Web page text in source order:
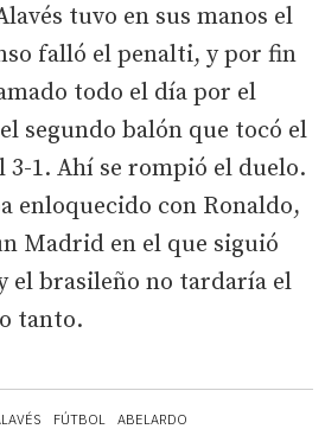
FÚTBOL ABELARDO
tuvo en sus manos el
falló el penalti, y por fin
todo el día por el
segundo balón que tocó el
3-1. Ahí se rompió el duelo.
enloquecido con Ronaldo,
Madrid en el que siguió
el brasileño no tardaría el
tanto.